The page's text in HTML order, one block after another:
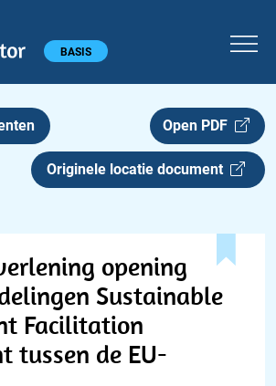
BASIS
Open PDF
Originele locatie document
opening
Sustainable
Facilitation
tussen de EU-